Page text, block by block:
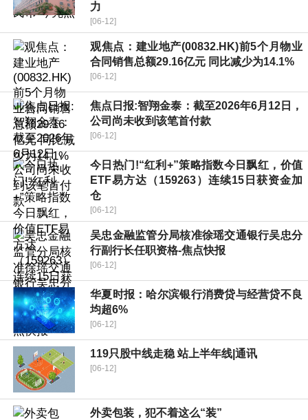
力
[06-12]
观焦点：建业地产(00832.HK)前5个月物业
合同销售总额29.16亿元 同比减少为14.1%
[06-12]
焦点日报:智翔金泰：截至2026年6月12日，
公司尚未收到该笔首付款
[06-12]
今日热门!“红利+”策略指数今日飘红，价值
ETF易方达（159263）连续15日获资金加
仓
[06-12]
吴忠金融监管分局核准徐瑶交通银行吴忠分
行副行长任职资格-焦点快报
[06-12]
华夏时报：哈尔滨银行消费贷与经营贷不良
均超6%
[06-12]
119只股中线走稳 站上半年线|通讯
[06-12]
外卖包装，犯不着这么“装”